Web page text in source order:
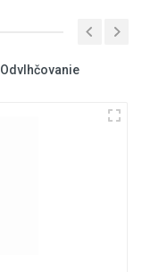
Odvlhčovanie